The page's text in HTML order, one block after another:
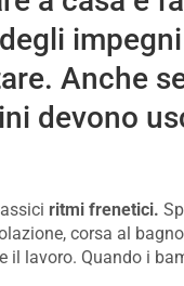
Anche
devono
ritmi frenetici.
corsa al
il lavoro. Quando i